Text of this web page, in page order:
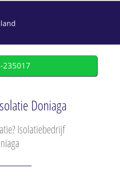
235017
Doniaga
Isolatiebedrijf